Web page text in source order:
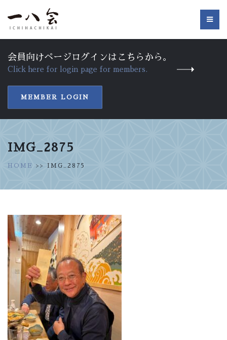
会員向けページログインはこちらから。
Click here for login page for members.
MEMBER LOGIN
IMG_2875
HOME >> IMG_2875